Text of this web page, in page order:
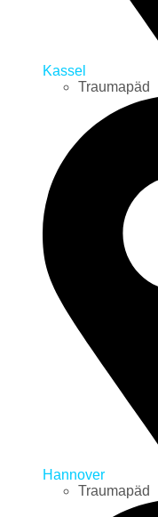
Kassel
Traumapäd
Hannover
Traumapäd